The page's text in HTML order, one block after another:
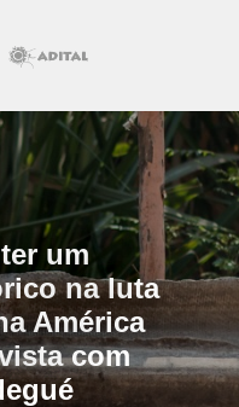
um
na luta
América
com